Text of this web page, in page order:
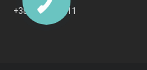
+380980023111